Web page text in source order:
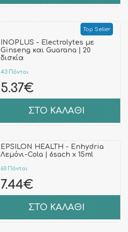
Top Seller
INOPLUS - Electrolytes με
Ginseng και Guarana | 20
δισκία
43 Πόντοι
5.37€
ΣΤΟ ΚΑΛΑΘΙ
EPSILON HEALTH - Enhydria
Λεμόνι-Cola | 6sach x 15ml
60 Πόντοι
7.44€
ΣΤΟ ΚΑΛΑΘΙ